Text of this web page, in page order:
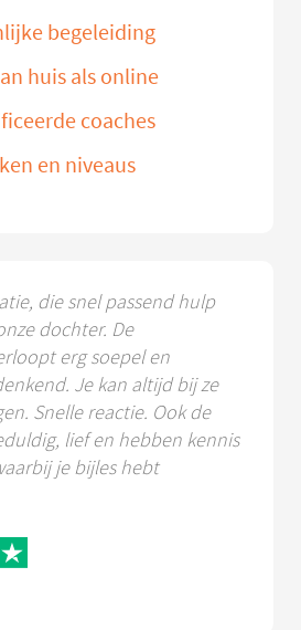
begeleiding
huis als online
coaches
en niveaus
die snel passend hulp
dochter. De
erg soepel en
Je kan altijd bij ze
Snelle reactie. Ook de
lief en hebben kennis
je bijles hebt